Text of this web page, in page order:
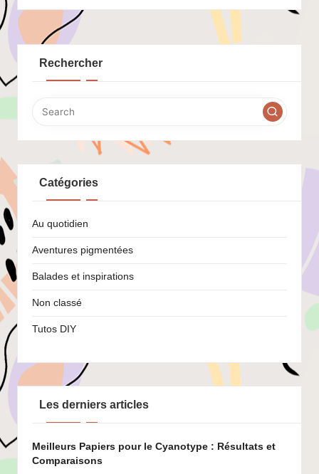
Rechercher
Catégories
Au quotidien
Aventures pigmentées
Balades et inspirations
Non classé
Tutos DIY
Les derniers articles
Meilleurs Papiers pour le Cyanotype : Résultats et
Comparaisons